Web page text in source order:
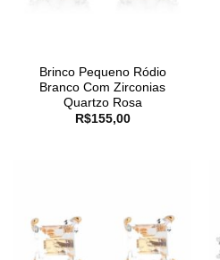
Brinco Pequeno Ródio
Branco Com Zirconias
Quartzo Rosa
R$155,00